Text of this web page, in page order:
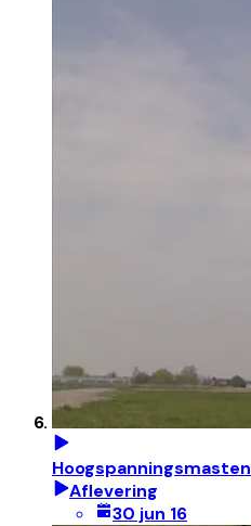
Hoogspanningsmasten
Aflevering
30 jun 16